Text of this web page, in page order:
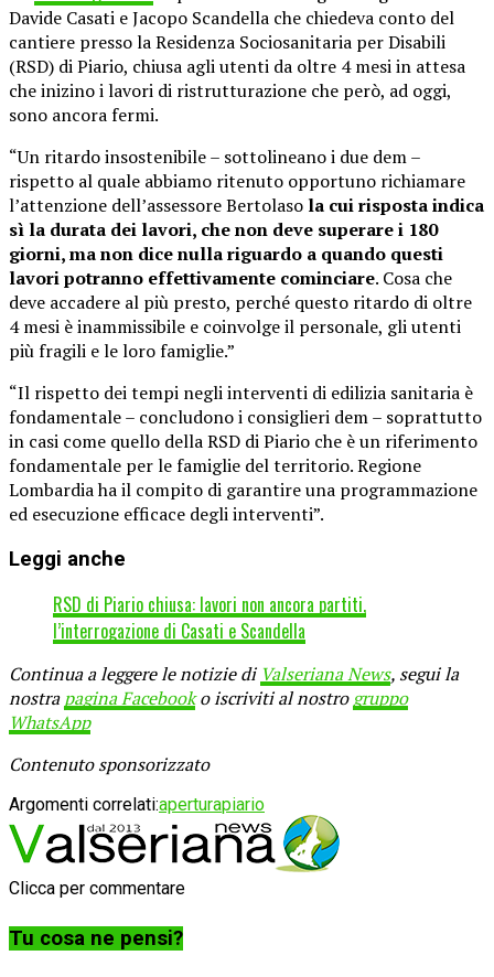
Davide Casati e Jacopo Scandella che chiedeva conto del
cantiere presso la Residenza Sociosanitaria per Disabili
(RSD) di Piario, chiusa agli utenti da oltre 4 mesi in attesa
che inizino i lavori di ristrutturazione che però, ad oggi,
sono ancora fermi.
“Un ritardo insostenibile – sottolineano i due dem –
rispetto al quale abbiamo ritenuto opportuno richiamare
l’attenzione dell’assessore Bertolaso la cui risposta indica
sì la durata dei lavori, che non deve superare i 180
giorni, ma non dice nulla riguardo a quando questi
lavori potranno effettivamente cominciare. Cosa che
deve accadere al più presto, perché questo ritardo di oltre
4 mesi è inammissibile e coinvolge il personale, gli utenti
più fragili e le loro famiglie.”
“Il rispetto dei tempi negli interventi di edilizia sanitaria è
fondamentale – concludono i consiglieri dem – soprattutto
in casi come quello della RSD di Piario che è un riferimento
fondamentale per le famiglie del territorio. Regione
Lombardia ha il compito di garantire una programmazione
ed esecuzione efficace degli interventi”.
Leggi anche
RSD di Piario chiusa: lavori non ancora partiti,
l’interrogazione di Casati e Scandella
Continua a leggere le notizie di Valseriana News, segui la
nostrapagina Facebooko iscriviti al nostrogruppo
WhatsApp
Contenuto sponsorizzato
Argomenti correlati:aperturapiario
Clicca per commentare
Tu cosa ne pensi?